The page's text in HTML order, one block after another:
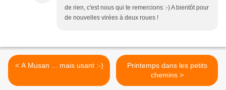
de rien, c'est nous qui te remercions :-) A bientôt pour
de nouvelles virées à deux roues !
< A Musan ... mais usant :-)
Printemps dans les petits
chemins >